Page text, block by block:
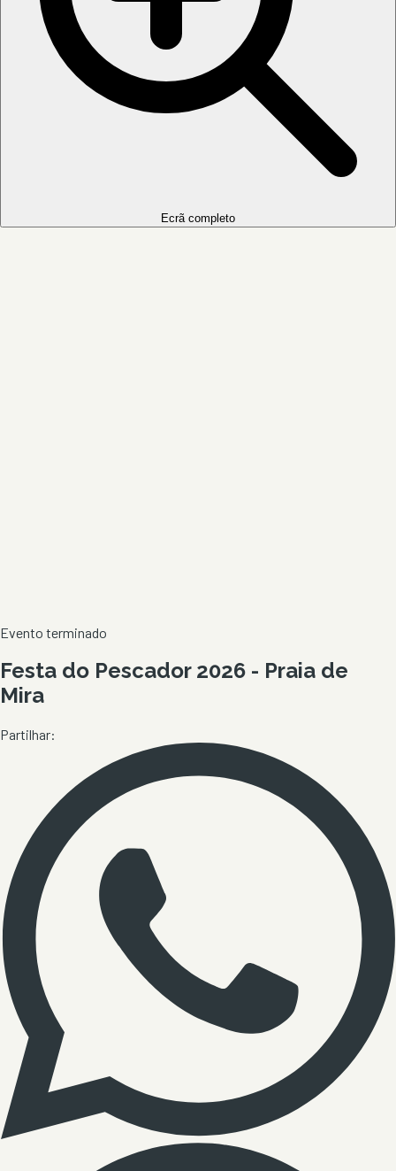
Ecrã completo
Evento terminado
Festa do Pescador 2026 - Praia de
Mira
Partilhar: